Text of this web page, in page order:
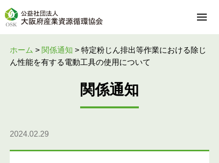
ホーム > 関係通知 > 特定粉じん排出等作業における除じ
ん性能を有する電動工具の使用について
関係通知
2024.02.29